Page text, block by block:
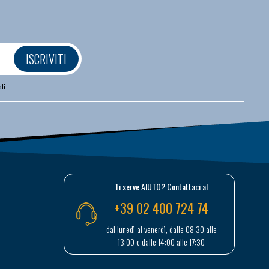
ISCRIVITI
Ti serve AIUTO? Contattaci al
+39 02 400 724 74
dal lunedì al venerdì, dalle 08:30 alle
13:00 e dalle 14:00 alle 17:30